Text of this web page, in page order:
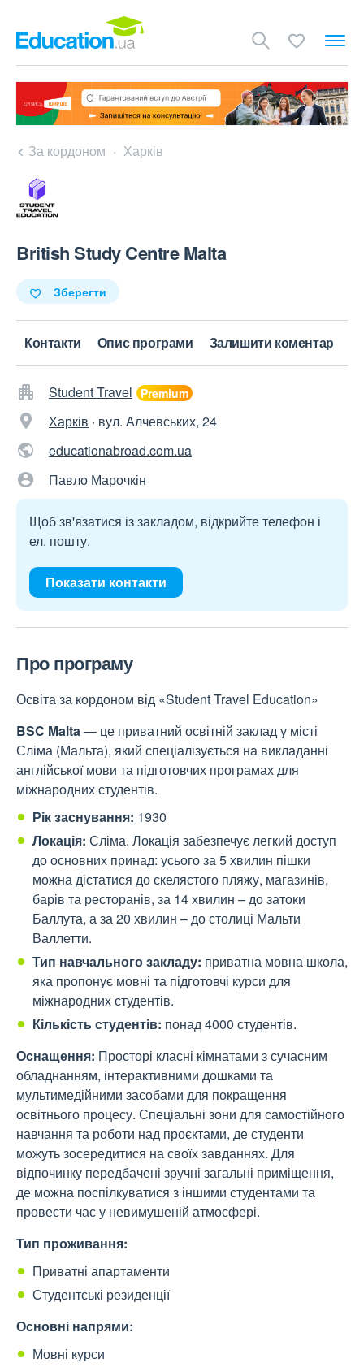
За кордоном Харків
British Study Centre Malta
Зберегти
Контакти Опис програми Залишити коментар
Student Travel
Харків · вул. Алчевських, 24
educationabroad.com.ua
Павло Марочкін
Щоб зв'язатися із закладом, відкрийте телефон і
ел. пошту.
Показати контакти
Про програму
Освіта за кордоном від «Student Travel Education»
BSC Malta— це приватний освітній заклад у місті
Сліма (Мальта), який спеціалізується на викладанні
англійської мови та підготовчих програмах для
міжнародних студентів.
Рік заснування: 1930
Локація: Сліма. Локація забезпечує легкий доступ
до основних принад: усього за 5 хвилин пішки
можна дістатися до скелястого пляжу, магазинів,
барів та ресторанів, за 14 хвилин – до затоки
Баллута, а за 20 хвилин – до столиці Мальти
Валлетти.
Тип навчального закладу: приватна мовна школа,
яка пропонує мовні та підготовчі курси для
міжнародних студентів.
Кількість студентів: понад 4000 студентів.
Оснащення: Просторі класні кімнатами з сучасним
обладнанням, інтерактивними дошками та
мультимедійними засобами для покращення
освітнього процесу. Спеціальні зони для самостійного
навчання та роботи над проєктами, де студенти
можуть зосередитися на своїх завданнях. Для
відпочинку передбачені зручні загальні приміщення,
де можна поспілкуватися з іншими студентами та
провести час у невимушеній атмосфері.
Тип проживання:
Приватні апартаменти
Студентські резиденції
Основні напрями:
Мовні курси